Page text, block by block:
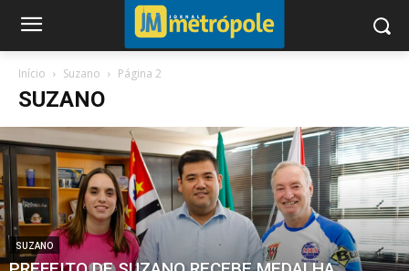
Início Suzano Página 2
SUZANO
SUZANO